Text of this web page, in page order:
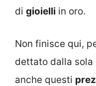
di gioielli in oro.
Non finisce qui,
dettato dalla sola
anche questi